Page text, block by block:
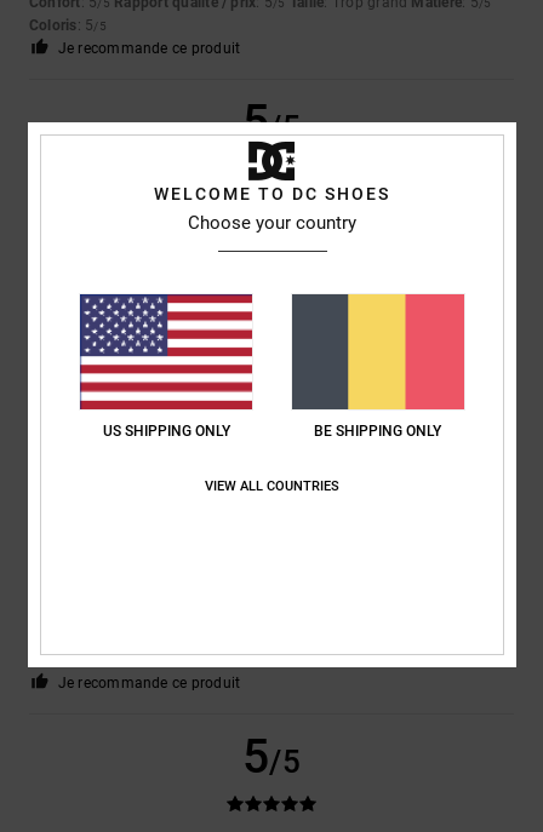
Coloris: 5/5
Je recommande ce produit
5/5
: 5/5 Rapport qualité / prix
: 5/5
Je recommande ce produit
5
Coloris: 5
Je recommande ce produit
5/5
WELCOME TO DC SHOES
Choose your country
US SHIPPING ONLY BE SHIPPING ONLY
VIEW ALL COUNTRIES